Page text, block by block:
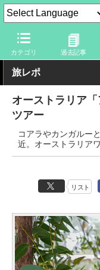
カテゴリ 過去記事
トラベル Watch 地域
旅レポ
オーストラリア
ツアー
コアラやカンガルー
近。オーストラリア
リスト